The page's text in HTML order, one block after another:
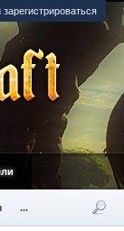
зарегистрироваться
...